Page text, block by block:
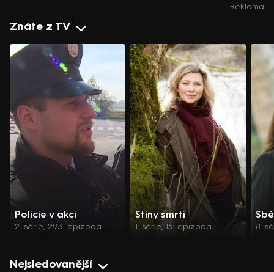
Reklama
Znáte z TV
Policie v akci
2. série, 293. epizoda
Stíny smrti
1. série, 15. epizoda 8.
Nejsledovanější